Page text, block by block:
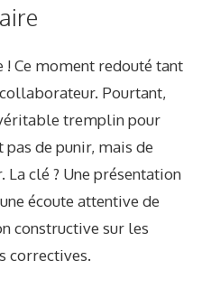
Ce moment redouté tant
Pourtant,
tremplin pour
pas de punir, mais de
clé ? Une présentation
écoute attentive de
constructive sur les
correctives.